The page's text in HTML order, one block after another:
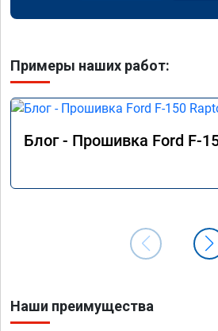
Примеры наших работ:
Блог - Прошивка Ford F-
Наши преимущества